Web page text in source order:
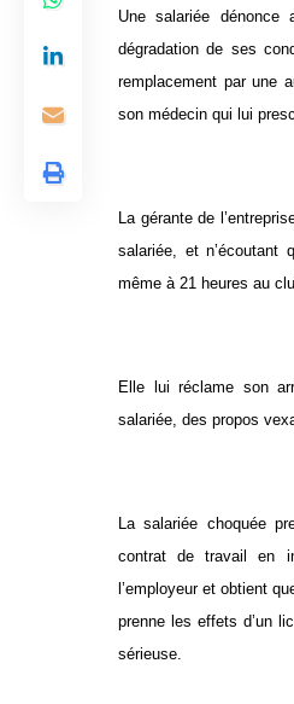
Une salariée dénonce
dégradation de ses
remplacement par une
son médecin qui lui
La gérante de
salariée, et
même à 21 heures au
Elle lui réclame son
salariée, des propos
La salariée choquée
contrat de travail en
l’employeur et obtient
prenne les effets d’un
sérieuse.